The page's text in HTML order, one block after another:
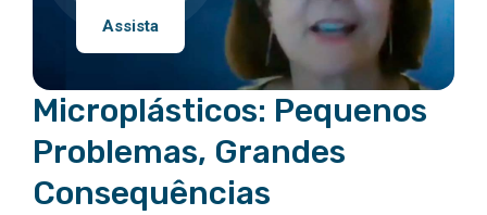
Assista
Microplásticos: Pequenos
Problemas, Grandes
Consequências